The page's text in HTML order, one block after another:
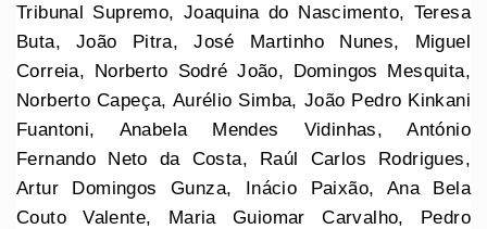
Tribunal Supremo, Joaquina do Nascimento, Teresa
Buta, João Pitra, José Martinho Nunes, Miguel
Correia, Norberto Sodré João, Domingos Mesquita,
Norberto Capeça, Aurélio Simba, João Pedro Kinkani
Fuantoni, Anabela Mendes Vidinhas, António
Fernando Neto da Costa, Raúl Carlos Rodrigues,
Artur Domingos Gunza, Inácio Paixão, Ana Bela
Couto Valente, Maria Guiomar Carvalho, Pedro